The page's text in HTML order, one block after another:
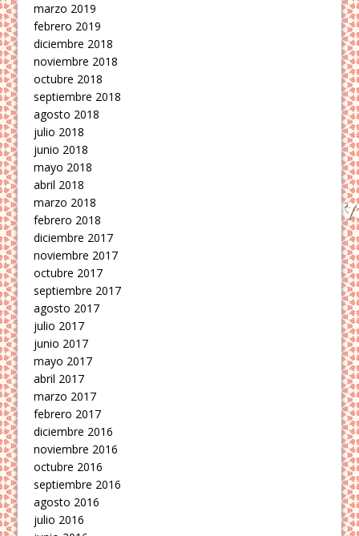
marzo 2019
febrero 2019
diciembre 2018
noviembre 2018
octubre 2018
septiembre 2018
agosto 2018
julio 2018
junio 2018
mayo 2018
abril 2018
marzo 2018
febrero 2018
diciembre 2017
noviembre 2017
octubre 2017
septiembre 2017
agosto 2017
julio 2017
junio 2017
mayo 2017
abril 2017
marzo 2017
febrero 2017
diciembre 2016
noviembre 2016
octubre 2016
septiembre 2016
agosto 2016
julio 2016